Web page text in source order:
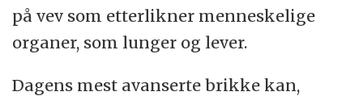
på vev som etterlikner menneskelige
organer, som lunger og lever.
Dagens mest avanserte brikke kan,